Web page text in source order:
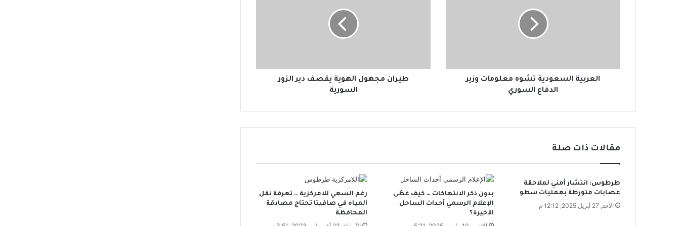
ل
د
ش
و
م
ع
ل
العربية السعودية تشوه معلومات وزير
الدفاع السوري
و
ه
ق
د
ي
طيران مجهول الهوية يقصف دير الزور
السورية
مقالات ذات صلة
طرطوس: انتشار أمني لملاحقة
عصابات متورطة بعمليات سطو
الأحد, 27 أبريل 2025, 12:12 م
بدون ذكر الانتهاكات … كيف غطّى
الإعلام الرسمي أحداث الساحل
الأخيرة؟
رغم السعي للامركزية .. تعرفة نقل
المياه في صافيتا تحتاج مصادقة
المحافظة